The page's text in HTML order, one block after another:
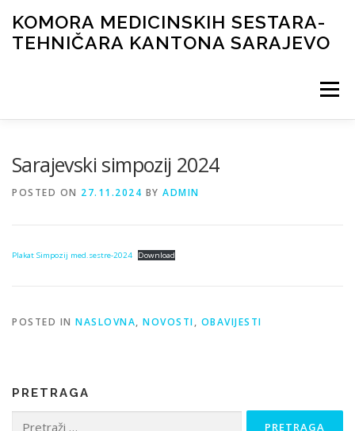
content
KOMORA MEDICINSKIH SESTARA-
TEHNIČARA KANTONA SARAJEVO
Menu
Sarajevski simpozij 2024
POSTED ON 27.11.2024 BY ADMIN
Plakat Simpozij med.sestre-2024 Download
POSTED IN NASLOVNA, NOVOSTI, OBAVIJESTI
PRETRAGA